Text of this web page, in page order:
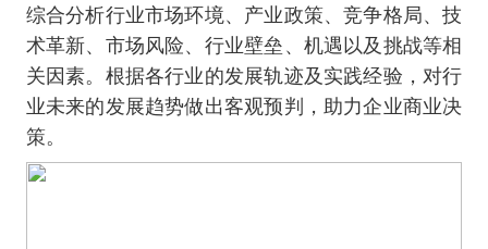
综合分析行业市场环境、产业政策、竞争格局、技
术革新、市场风险、行业壁垒、机遇以及挑战等相
关因素。根据各行业的发展轨迹及实践经验，对行
业未来的发展趋势做出客观预判，助力企业商业决
策。